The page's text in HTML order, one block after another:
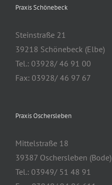
Praxis Schönebeck
Steinstraße 21
39218 Schönebeck (Elbe)
Tel.: 03928/ 46 91 00
Fax: 03928/ 46 97 67
Praxis Oschersleben
Mittelstraße 18
39387 Oschersleben (Bode)
Tel.: 03949/ 51 48 91